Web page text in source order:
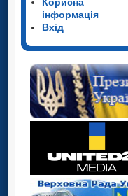
інформація
Вхід